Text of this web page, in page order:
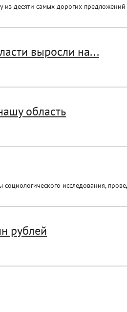
десяти самых дорогих
выросли на...
область
исследования,
рублей